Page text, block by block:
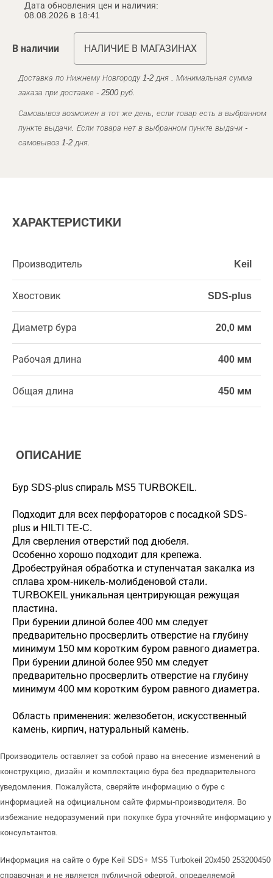
Дата обновления цен и наличия:
08.08.2026 в 18:41
В наличии НАЛИЧИЕ В МАГАЗИНАХ
Доставка по Нижнему Новгороду 1-2 дня . Минимальная сумма
заказа при доставке - 2500 руб.
Самовывоз возможен в тот же день, если товар есть в выбранном
пункте выдачи. Если товара нет в выбранном пункте выдачи -
самовывоз 1-2 дня.
ХАРАКТЕРИСТИКИ
Производитель Keil
Хвостовик SDS-plus
Диаметр бура 20,0 мм
Рабочая длина 400 мм
Общая длина 450 мм
ОПИСАНИЕ
Бур SDS-plus спираль MS5 TURBOKEIL.
Подходит для всех перфораторов с посадкой SDS-
plus и HILTI TE-C.
Для сверления отверстий под дюбеля.
Особенно хорошо подходит для крепежа.
Дробеструйная обработка и ступенчатая закалка из
сплава хром-никель-молибденовой стали.
TURBOKEIL уникальная центрирующая режущая
пластина.
При бурении длиной более 400 мм следует
предварительно просверлить отверстие на глубину
минимум 150 мм коротким буром равного диаметра.
При бурении длиной более 950 мм следует
предварительно просверлить отверстие на глубину
минимум 400 мм коротким буром равного диаметра.
Область применения: железобетон, искусственный
камень, кирпич, натуральный камень.
Производитель оставляет за собой право на внесение изменений в
конструкцию, дизайн и комплектацию бура без предварительного
уведомления. Пожалуйста, сверяйте информацию о буре с
информацией на официальном сайте фирмы-производителя. Во
избежание недоразумений при покупке бура уточняйте информацию у
консультантов.
Информация на сайте о буре Keil SDS+ MS5 Turbokeil 20х450 253200450
справочная и не является публичной офертой, определяемой